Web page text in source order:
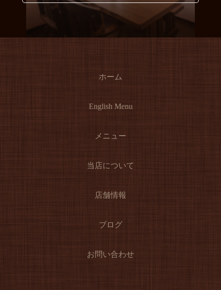
ホーム
English Menu
メニュー
当店について
店舗情報
ブログ
お問い合わせ